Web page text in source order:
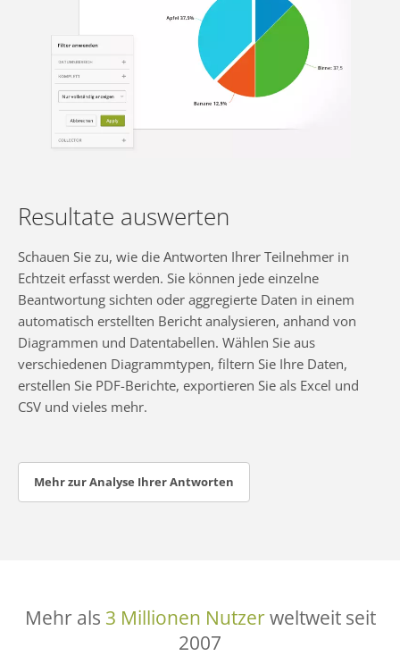
Resultate auswerten
Schauen Sie zu, wie die Antworten Ihrer Teilnehmer in
Echtzeit erfasst werden. Sie können jede einzelne
Beantwortung sichten oder aggregierte Daten in einem
automatisch erstellten Bericht analysieren, anhand von
Diagrammen und Datentabellen. Wählen Sie aus
verschiedenen Diagrammtypen, filtern Sie Ihre Daten,
erstellen Sie PDF-Berichte, exportieren Sie als Excel und
CSV und vieles mehr.
Mehr zur Analyse Ihrer Antworten
Mehr als 3 Millionen Nutzerweltweit seit
2007